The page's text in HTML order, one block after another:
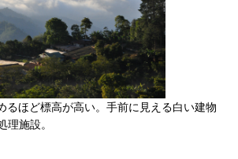
るほど標高が高い。手前に見える白い建物
理施設。